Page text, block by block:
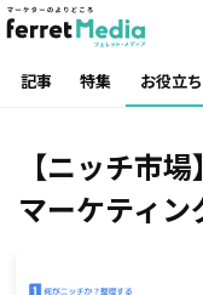
記事 特集 お役立
【ニッチ市
マーケティ